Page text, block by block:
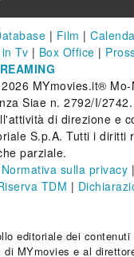
| Film |
Tv | Box Office |
MYmovies.it® Mo-
Siae n. 2792/I/2742.
di direzione e
S.p.A. Tutti i diritti
parziale.
Normativa sulla privacy |
TDM |
editoriale dei
MYmovies e al